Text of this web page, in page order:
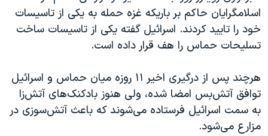
نرگس محمدی برنده جایزه نوبل صلح
همایش محافظه‌کاران آمریکا «سی‌پک»
سفر پرزیدنت ترامپ به چین
اسلامگرایان حاکم بر باریکه غزه حمله به یکی از تاسیسات
خود را تایید کردند. اسرائیل گفته یکی از تاسیسات ساخت
تسلیحات حماس را هف قرار داده است.
هرچند پس از درگیری اخیر ۱۱ روزه میان حماس و اسرائیل
توافق آتش‌بس امضا شده، ولی هنوز بادکنک‌های آتش‌زا
به سمت اسرائیل فرستاده می‌شوند که باعث آتش‌سوزی در
مزارع می‌شود.